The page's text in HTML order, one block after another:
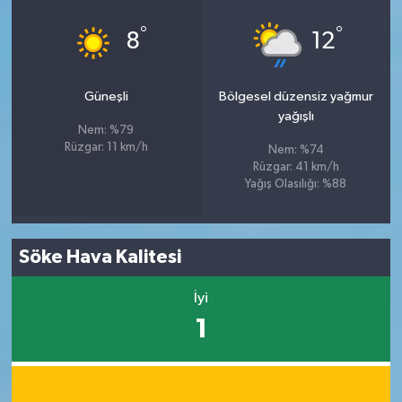
8°
Güneşli
Nem: %79
Rüzgar: 11 km/h
12°
Bölgesel düzensiz yağmur
yağışlı
Nem: %74
Rüzgar: 41 km/h
Yağış Olasılığı: %88
Söke Hava Kalitesi
İyi
1